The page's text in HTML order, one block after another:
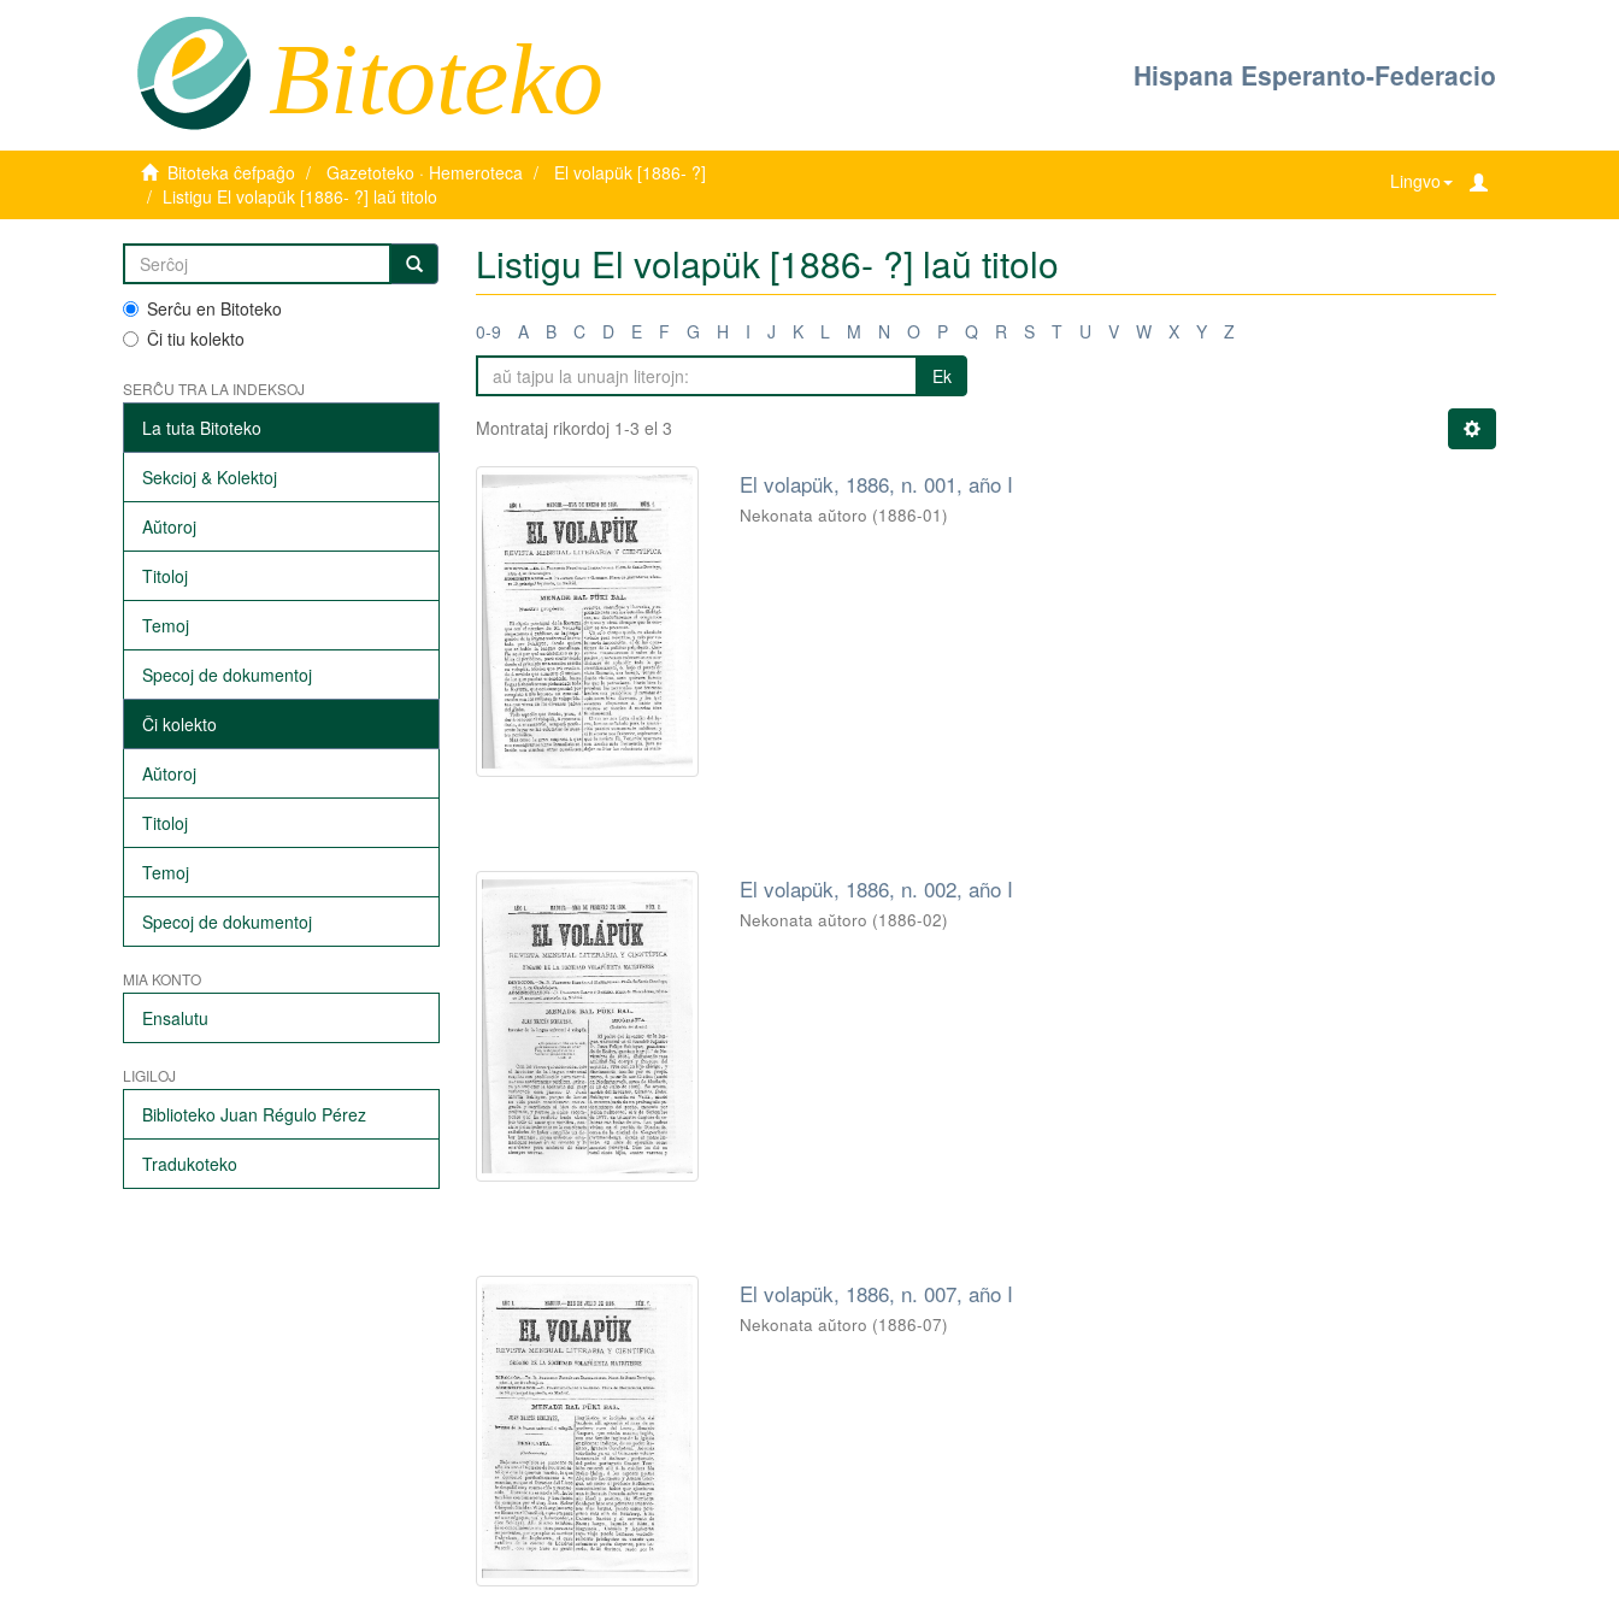
Bitoteko Hispana Esperanto-Federacio
Bitoteka ĉefpaĝo Gazetoteko · Hemeroteca
El volapük [1886- ?]
Listigu El volapük [1886- ?] laŭ titolo
Lingvo
Serĉu en Bitoteko
Ĉi tiu kolekto
SERĈU TRA LA INDEKSOJ
La tuta Bitoteko
Sekcioj & Kolektoj
Aŭtoroj
Titoloj
Temoj
Specoj de dokumentoj
Ĉi kolekto
Aŭtoroj
Titoloj
Temoj
Specoj de dokumentoj
MIA KONTO
Ensalutu
LIGILOJ
Biblioteko Juan Régulo Pérez
Tradukoteko
Listigu El volapük [1886- ?] laŭ titolo
0-9 A B C D E F G H I J K L M N O P Q R S T U V W X Y
Z
Ek
Montrataj rikordoj 1-3 el 3
El volapük, 1886, n. 001, año I
Nekonata aŭtoro (1886-01)
El volapük, 1886, n. 002, año I
Nekonata aŭtoro (1886-02)
El volapük, 1886, n. 007, año I
Nekonata aŭtoro (1886-07)